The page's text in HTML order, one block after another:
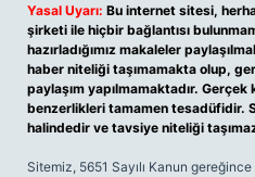
Yasal Uyarı: Bu internet sitesi,
şirketi ile hiçbir bağlantısı
hazırladığımız makaleler
haber niteliği taşımamakta olup,
paylaşım yapılmamaktadır.
benzerlikleri tamamen tesadüfidir.
halindedir ve tavsiye niteliği
Sitemiz, 5651 Sayılı Kanun